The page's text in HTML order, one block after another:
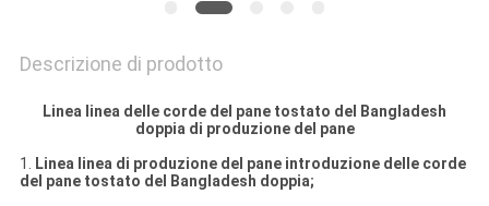
Descrizione di prodotto
Linea linea delle corde del pane tostato del Bangladesh
doppia di produzione del pane
1. Linea linea di produzione del pane introduzione delle corde
del pane tostato del Bangladesh doppia;